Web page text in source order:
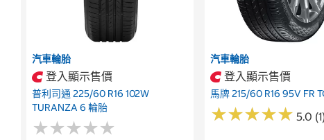
汽車輪胎
登入顯示售價
普利司通 225/60 R16 102W
TURANZA 6 輪胎
★★★★★
★★★★★
汽車輪胎
登入顯示售價
馬牌 215/60 R16 95V FR
★★★★★
★★★★★ 5.0